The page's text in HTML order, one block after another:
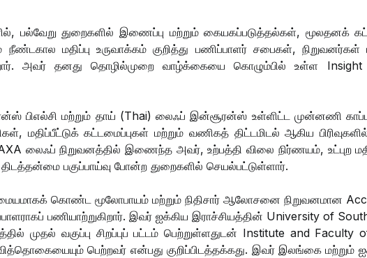
பல்வேறு துறைகளில் இணைப்பு மற்றும் கையகப்படுத்தல்கள், மூலதனக்
நீண்டகால மதிப்பு உருவாக்கம் குறித்து பணிப்பாளர் சபைகள், நிறுவனர்கள்
அவர் தனது தொழில்முறை வாழ்க்கையை கொழும்பில் உள்ள Insight
பிஎல்சி மற்றும் தாய் (Thai) லைஃப் இன்சூரன்ஸ் உள்ளிட்ட முன்னணி
மதிப்பீட்டுக் கட்டமைப்புகள் மற்றும் வணிகத் திட்டமிடல் ஆகிய
லைஃப் நிறுவனத்தில் இணைந்த அவர், உற்பத்தி விலை நிர்ணயம், உட்புற
திடத்தன்மை பகுப்பாய்வு போன்ற துறைகளில் செயல்பட்டுள்ளார்.
கொண்ட மூலோபாயம் மற்றும் நிதிசார் ஆலோசனை நிறுவனமான
பணியாற்றுகிறார். இவர் ஐக்கிய இராச்சியத்தின் University of
முதல் வகுப்பு சிறப்புப் பட்டம் பெற்றுள்ளதுடன் Institute and Faculty
பெற்றவர் என்பது குறிப்பிடத்தக்கது. இவர் இலங்கை மற்றும்